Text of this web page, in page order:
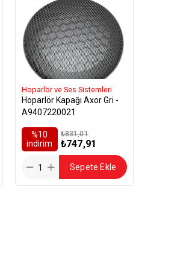
Hoparlör ve Ses Sistemleri
Hoparlör Kapağı Axor Gri -
A9407220021
%10
i̇ndirim
₺747,91
₺831,01
Sepete Ekle